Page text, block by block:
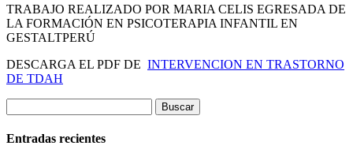
TRABAJO REALIZADO POR MARIA CELIS EGRESADA DE
LA FORMACIÓN EN PSICOTERAPIA INFANTIL EN
GESTALTPERÚ
DESCARGA EL PDF DE INTERVENCION EN TRASTORNO
DE TDAH
Entradas recientes